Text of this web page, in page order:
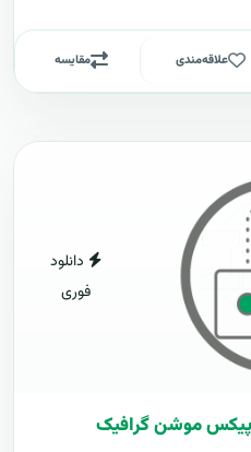
علاقه‌مندی مقایسه
دانلود
فوری